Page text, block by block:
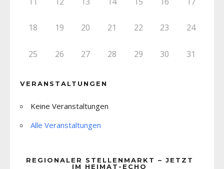
18 19 20 21 22 23 24
25 26 27 28 29 30 31
VERANSTALTUNGEN
Keine Veranstaltungen
Alle Veranstaltungen
REGIONALER STELLENMARKT – JETZT
IM HEIMAT-ECHO